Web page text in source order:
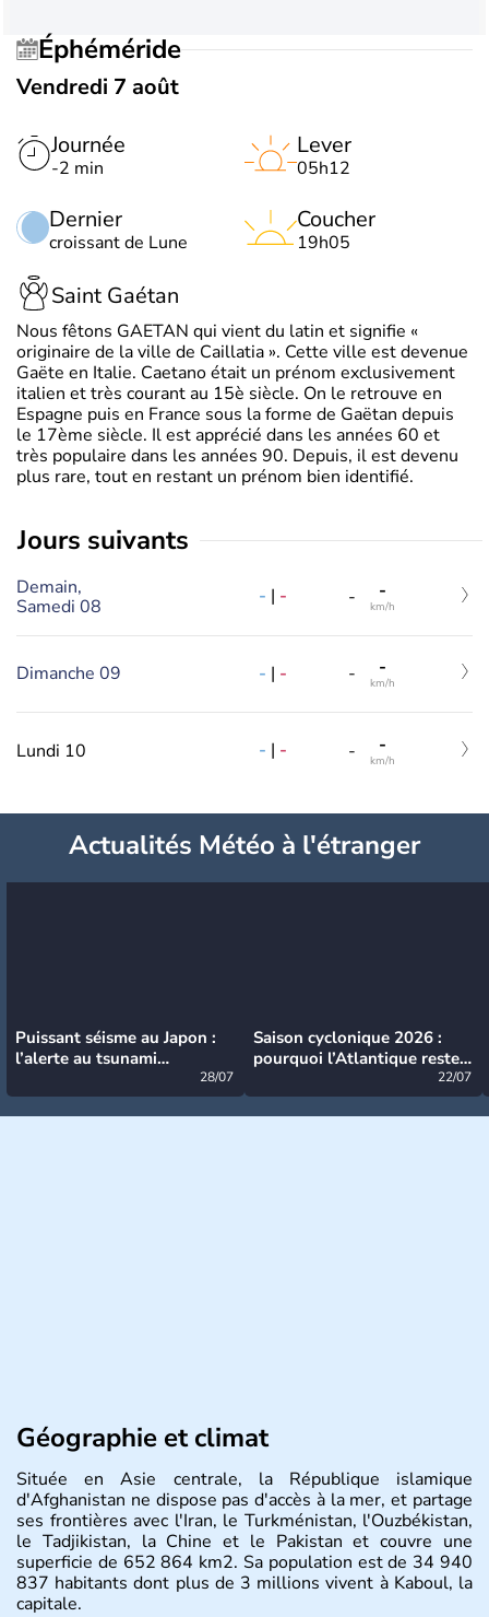
Éphéméride
Vendredi 7 août
Journée
-2 min
Dernier
croissant de Lune
Lever
05h12
Coucher
19h05
Saint Gaétan
Nous fêtons GAETAN qui vient du latin et signifie «
originaire de la ville de Caillatia ». Cette ville est devenue
Gaëte en Italie. Caetano était un prénom exclusivement
italien et très courant au 15è siècle. On le retrouve en
Espagne puis en France sous la forme de Gaëtan depuis
le 17ème siècle. Il est apprécié dans les années 60 et
très populaire dans les années 90. Depuis, il est devenu
plus rare, tout en restant un prénom bien identifié.
jours suivants
Demain,
Samedi 08
- | - - -
km/h
Dimanche 09 - | - - -
km/h
Lundi 10 - | - - -
km/h
Actualités Météo à l'étranger
Puissant séisme au Japon :
l’alerte au tsunami
28/07
Saison cyclonique 2026 :
pourquoi l’Atlantique reste
22/07
Géographie et climat
Située en Asie centrale, la République islamique
d'Afghanistan ne dispose pas d'accès à la mer, et partage
ses frontières avec l'Iran, le Turkménistan, l'Ouzbékistan,
le Tadjikistan, la Chine et le Pakistan et couvre une
superficie de 652 864 km2. Sa population est de 34 940
837 habitants dont plus de 3 millions vivent à Kaboul, la
capitale.